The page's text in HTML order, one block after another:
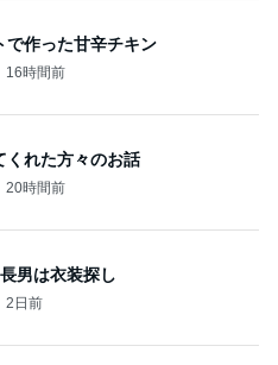
で作った甘辛チキン
16時間前
くれた方々のお話
20時間前
男は衣装探し
2日前